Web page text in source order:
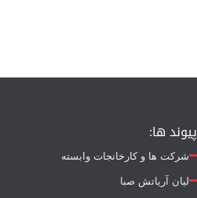
پیوند ها:
شرکت ها و کارخانجات وابسته
لیان آریاتش صبا